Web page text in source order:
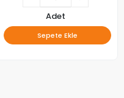
Adet
Sepete Ekle